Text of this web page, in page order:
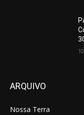
ARQUIVO
Nossa Terra